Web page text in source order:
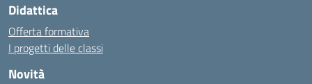
Didattica
Offerta formativa
I progetti delle classi
Novità